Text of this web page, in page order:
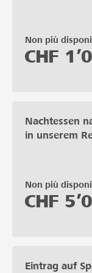
Non più
CHF
Nachtessen
in unserem
Non più
CHF
Eintrag auf